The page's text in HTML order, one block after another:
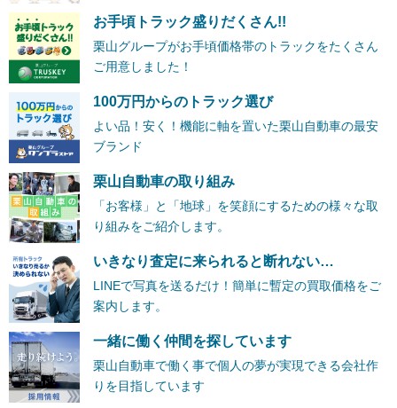
お手頃トラック盛りだくさん!!
栗山グループがお手頃価格帯のトラックをたくさん
ご用意しました！
100万円からのトラック選び
よい品！安く！機能に軸を置いた栗山自動車の最安
ブランド
栗山自動車の取り組み
「お客様」と「地球」を笑顔にするための様々な取
り組みをご紹介します。
いきなり査定に来られると断れない…
LINEで写真を送るだけ！簡単に暫定の買取価格をご
案内します。
一緒に働く仲間を探しています
栗山自動車で働く事で個人の夢が実現できる会社作
りを目指しています